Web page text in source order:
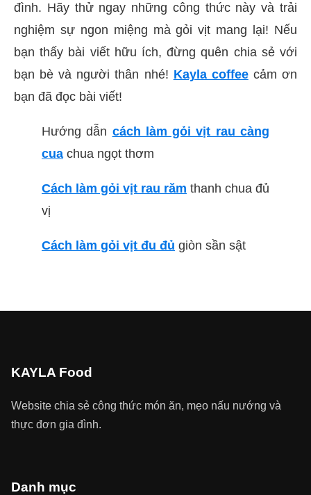
đình. Hãy thử ngay những công thức này và trải
nghiệm sự ngon miệng mà gỏi vịt mang lại! Nếu
bạn thấy bài viết hữu ích, đừng quên chia sẻ với
bạn bè và người thân nhé! Kayla coffeecảm ơn
bạn đã đọc bài viết!
Hướng dẫn cách làm gỏi vịt rau càng
cua chua ngọt thơm
Cách làm gỏi vịt rau răm thanh chua đủ
vị
Cách làm gỏi vịt đu đủ giòn sần sật
KAYLA Food
Website chia sẻ công thức món ăn, mẹo nấu nướng và
thực đơn gia đình.
Danh mục